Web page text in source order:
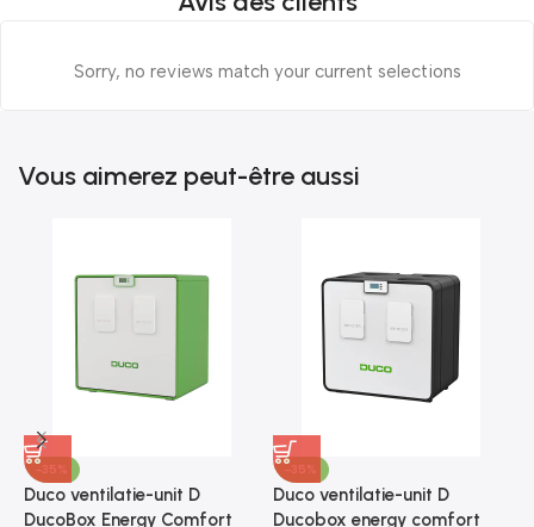
Sorry, no reviews match your current selections
Vous aimerez peut-être aussi
-35%
Duco ventilatie-unit D
DucoBox Energy Comfort
-35%
Duco ventilatie-unit D
Ducobox energy comfort